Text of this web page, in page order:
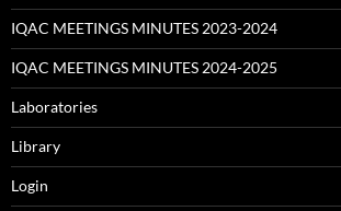
IQAC MEETINGS MINUTES 2023-2024
IQAC MEETINGS MINUTES 2024-2025
Laboratories
Library
Login